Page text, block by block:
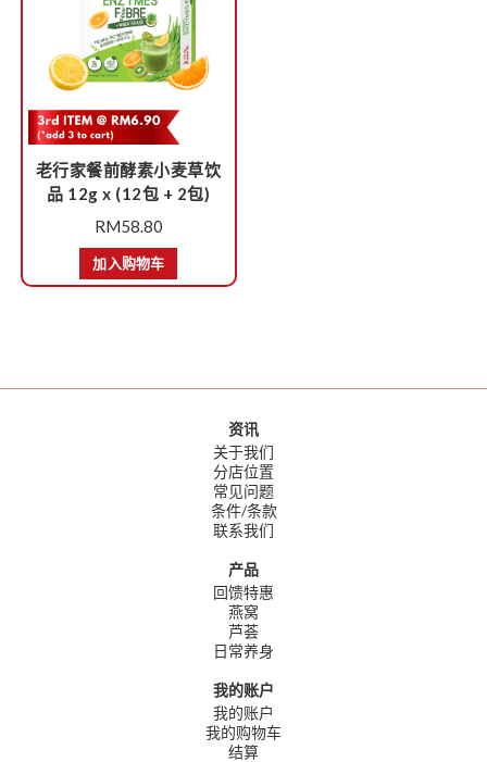
老行家餐前酵素小麦草饮
品 12g x (12包 + 2包)
RM58.80
加入购物车
资讯
关于我们
分店位置
常见问题
条件/条款
联系我们
产品
回馈特惠
燕窝
芦荟
日常养身
我的账户
我的账户
我的购物车
结算